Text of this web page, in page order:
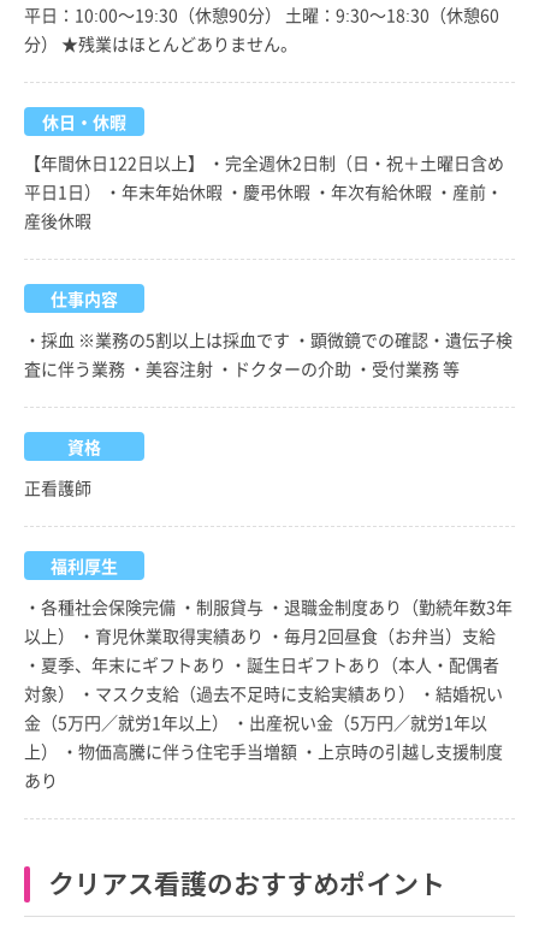
平日：10:00～19:30（休憩90分） 土曜：9:30～18:30（休憩60
分） ★残業はほとんどありません。
休日・休暇
【年間休日122日以上】 ・完全週休2日制（日・祝＋土曜日含め
平日1日） ・年末年始休暇 ・慶弔休暇 ・年次有給休暇 ・産前・
産後休暇
仕事内容
・採血 ※業務の5割以上は採血です ・顕微鏡での確認・遺伝子検
査に伴う業務 ・美容注射 ・ドクターの介助 ・受付業務 等
資格
正看護師
福利厚生
・各種社会保険完備 ・制服貸与 ・退職金制度あり（勤続年数3年
以上） ・育児休業取得実績あり ・毎月2回昼食（お弁当）支給
・夏季、年末にギフトあり ・誕生日ギフトあり（本人・配偶者
対象） ・マスク支給（過去不足時に支給実績あり） ・結婚祝い
金（5万円／就労1年以上） ・出産祝い金（5万円／就労1年以
上） ・物価高騰に伴う住宅手当増額 ・上京時の引越し支援制度
あり
クリアス看護のおすすめポイント